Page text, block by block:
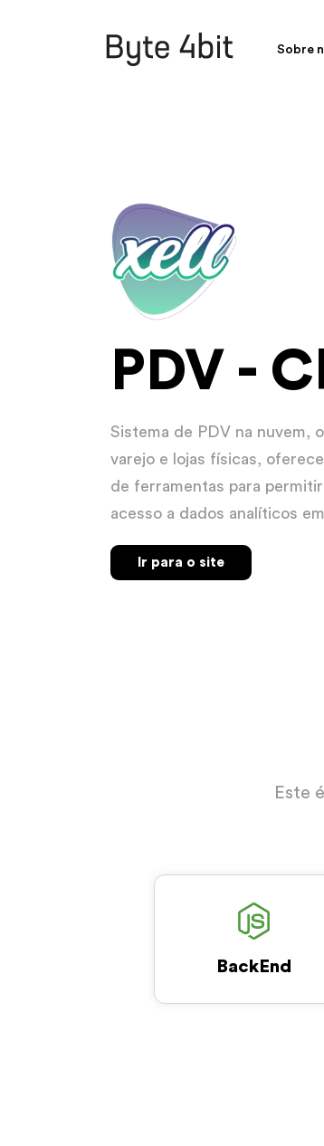
Sobre
PDV -
Sistema de PDV na nuvem,
varejo e lojas físicas,
de ferramentas para
acesso a dados analíticos
Ir para o site
Este
BackEnd